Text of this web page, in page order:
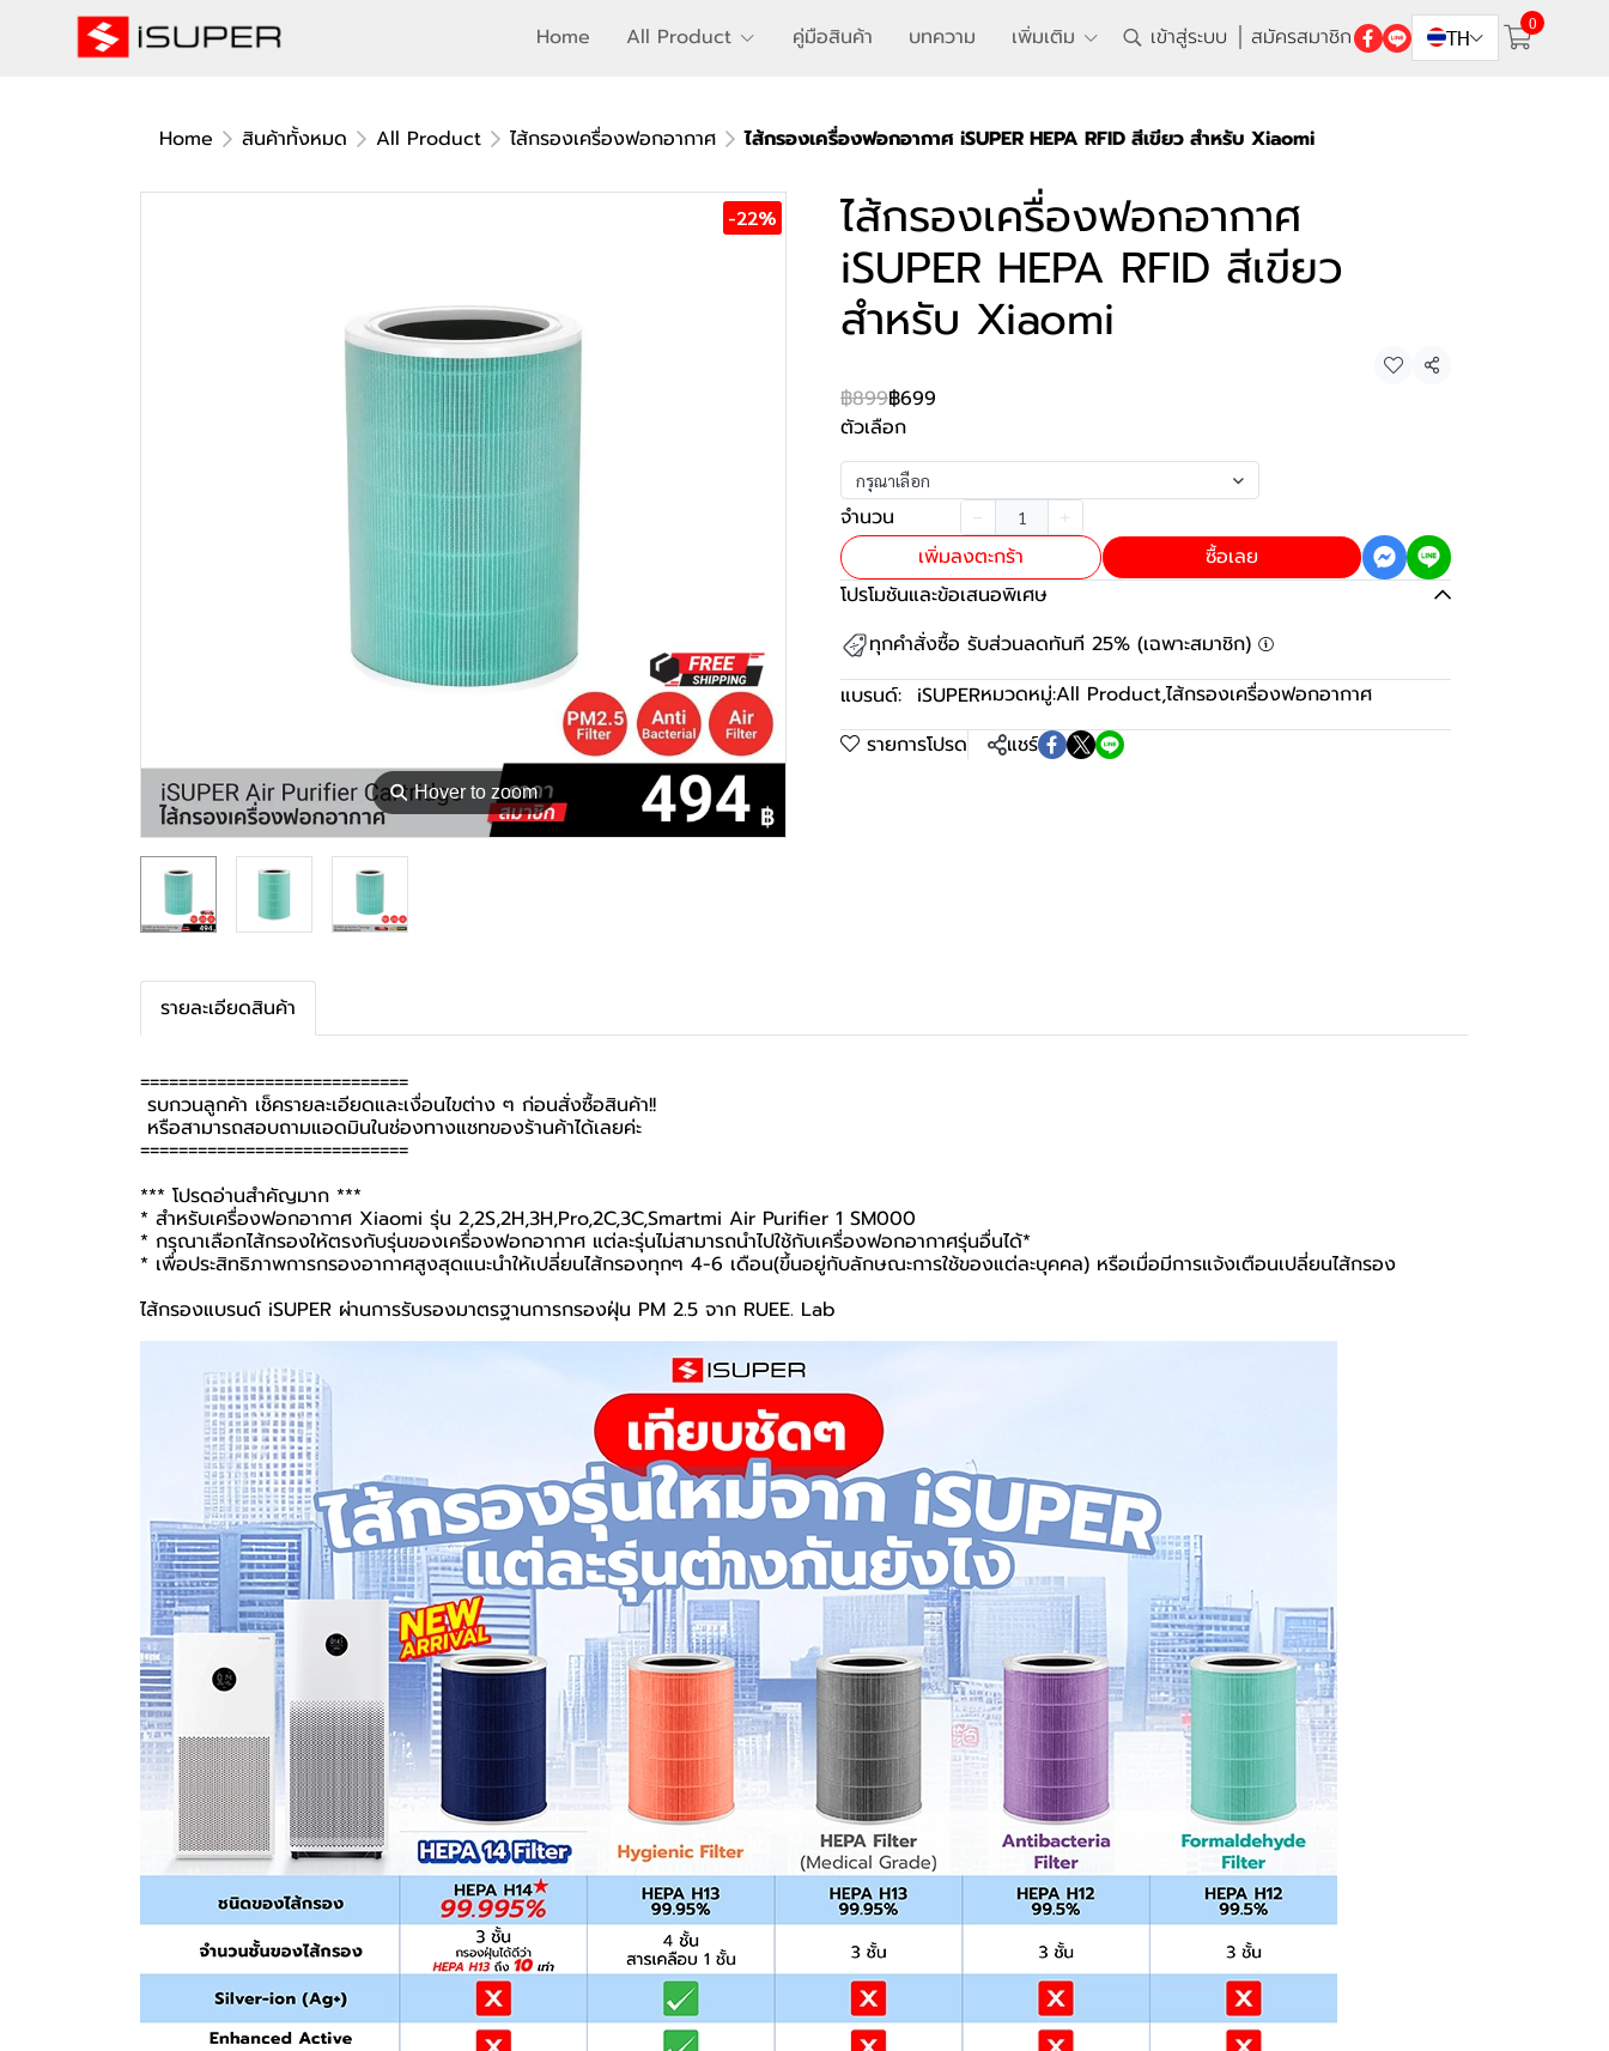
Home All Product คู่มือสินค้า บทความ เพิ่มเติม เข้าสู่ระบบ สมัครสมาชิก TH
0
Home สินค้าทั้งหมด All Product ไส้กรองเครื่องฟอกอากาศ ไส้กรองเครื่องฟอกอากาศ iSUPER HEPA RFID สีเขียว สำหรับ Xiaomi
⚲Hover to zoom
-22% ไส้กรองเครื่องฟอกอากาศ
iSUPER HEPA RFID สีเขียว
สำหรับ Xiaomi
แชร์
฿899฿699
ตัวเลือก
กรุณาเลือก
จำนวน
เพิ่มลงตะกร้า
ซื้อเลย
โปรโมชันและข้อเสนอพิเศษ
ทุกคำสั่งซื้อ รับส่วนลดทันที 25% (เฉพาะสมาชิก)
แบรนด์: iSUPERหมวดหมู่:All Product,ไส้กรองเครื่องฟอกอากาศ
รายการโปรด
แชร์
รายละเอียดสินค้า
============================
รบกวนลูกค้า เช็ครายละเอียดและเงื่อนไขต่าง ๆ ก่อนสั่งซื้อสินค้า!!
หรือสามารถสอบถามแอดมินในช่องทางแชทของร้านค้าได้เลยค่ะ
============================
*** โปรดอ่านสำคัญมาก ***
* สำหรับเครื่องฟอกอากาศ Xiaomi รุ่น 2,2S,2H,3H,Pro,2C,3C,Smartmi Air Purifier 1 SM000
* กรุณาเลือกไส้กรองให้ตรงกับรุ่นของเครื่องฟอกอากาศ แต่ละรุ่นไม่สามารถนำไปใช้กับเครื่องฟอกอากาศรุ่นอื่นได้*
* เพื่อประสิทธิภาพการกรองอากาศสูงสุดแนะนำให้เปลี่ยนไส้กรองทุกๆ 4-6 เดือน(ขึ้นอยู่กับลักษณะการใช้ของแต่ละบุคคล) หรือเมื่อมีการแจ้งเตือนเปลี่ยนไส้กรอง
ไส้กรองแบรนด์ iSUPER ผ่านการรับรองมาตรฐานการกรองฝุ่น PM 2.5 จาก RUEE. Lab